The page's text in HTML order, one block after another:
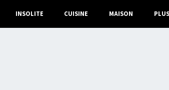
INSOLITE CUISINE MAISON PLUS